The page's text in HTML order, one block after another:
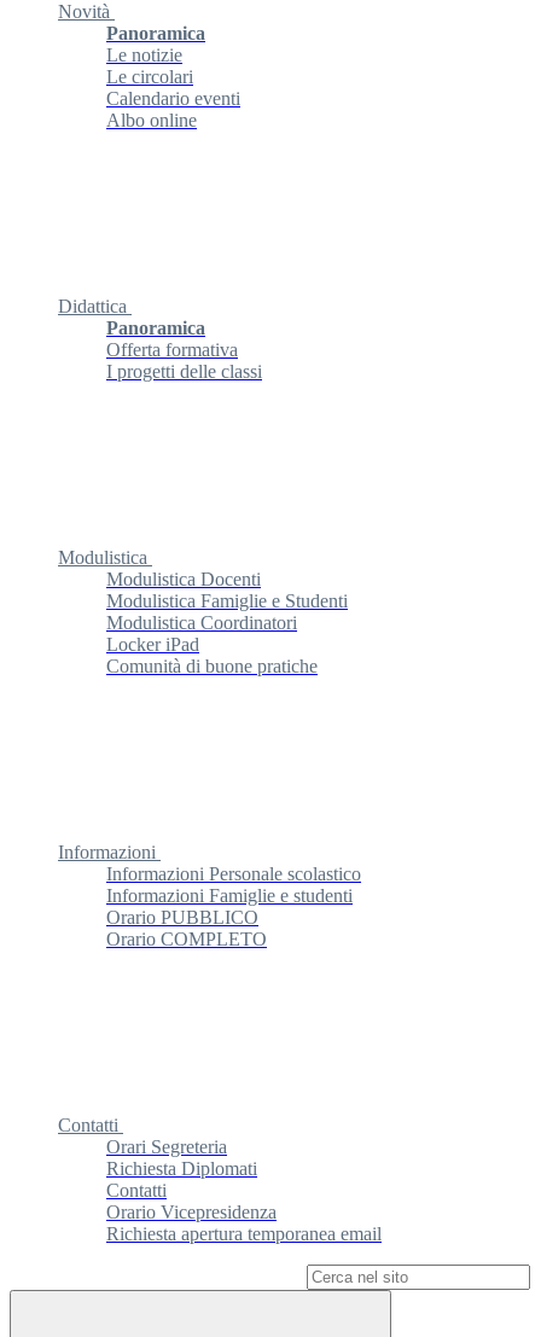
Novità
Panoramica
Le notizie
Le circolari
Calendario eventi
Albo online
Didattica
Panoramica
Offerta formativa
I progetti delle classi
Modulistica
Modulistica Docenti
Modulistica Famiglie e Studenti
Modulistica Coordinatori
Locker iPad
Comunità di buone pratiche
Informazioni
Informazioni Personale scolastico
Informazioni Famiglie e studenti
Orario PUBBLICO
Orario COMPLETO
Contatti
Orari Segreteria
Richiesta Diplomati
Contatti
Orario Vicepresidenza
Richiesta apertura temporanea email